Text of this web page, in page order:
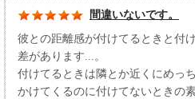
間違いないです。
彼との距離感が付けてるときと付
差があります...。
付けてるときは隣とか近くにめっ
かけてくるのに付けてないときの